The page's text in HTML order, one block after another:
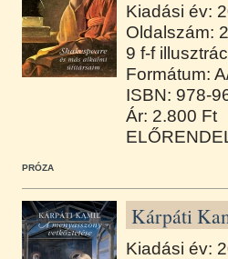
Kiadási év:
Oldalszám:
9 f-f
Formátum:
ISBN: 978-
Ár: 2.800 Ft
PRÓZA
Kárpáti
Kiadási év: